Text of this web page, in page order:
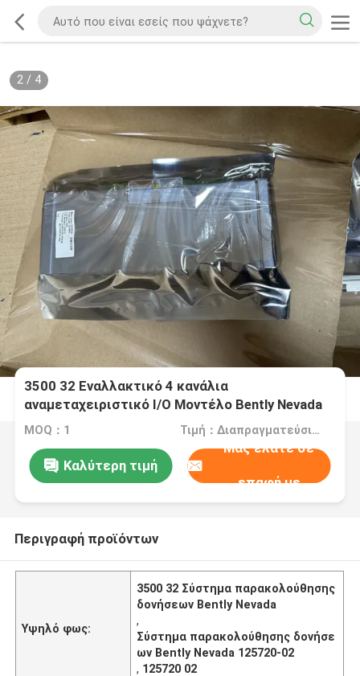
2/ 4
3500 32 Εναλλακτικό 4 κανάλια
αναμεταχειριστικό I/O Μοντέλο Bently Nevada
125720-02
MOQ：1 Τιμή：Διαπραγματεύσιμα
Καλύτερη τιμή
Μας ελάτε σε
επαφή με
Περιγραφή προϊόντων
Υψηλό φως:
3500 32 Σύστημα παρακολούθησης
δονήσεων Bently Nevada
,
Σύστημα παρακολούθησης δονήσε
ων Bently Nevada 125720-02
, 125720 02